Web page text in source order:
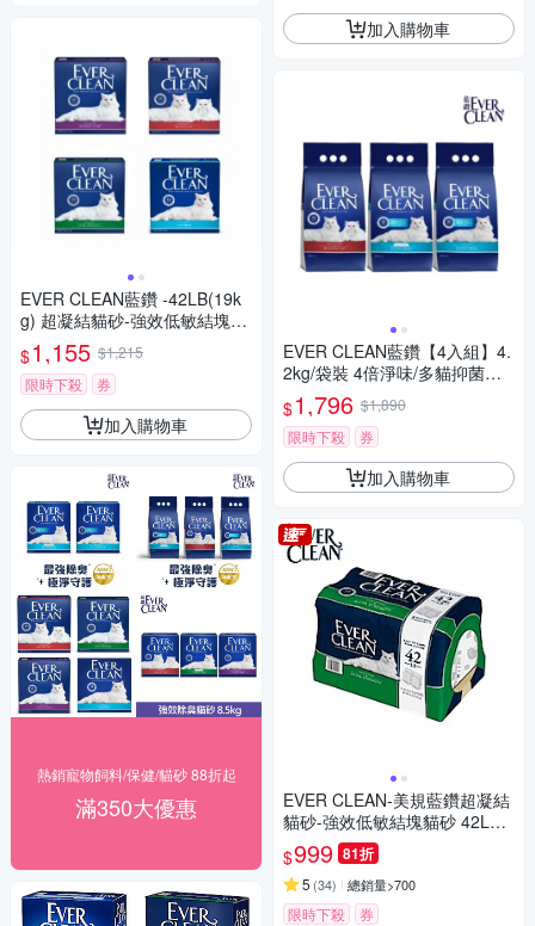
EVER CLEAN藍鑽 -42LB(19k
g) 超凝結貓砂-強效低敏結塊-
綠標 (1EC32-010123)
$1,155 $1,215
限時下殺
券
加入購物車
熱銷寵物飼料/保健/貓砂 88折起
滿350大優惠
加入購物車
EVER CLEAN藍鑽【4入組】4.
2kg/袋裝 4倍淨味/多貓抑菌貓
砂
$1,796 $1,890
限時下殺
券
加入購物車
EVER CLEAN-美規藍鑽超凝結
貓砂-強效低敏結塊貓砂 42LB
(19kg)=綠標★
$999 81折
5 (34) 總銷量>700
限時下殺 券